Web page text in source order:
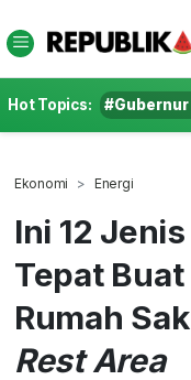
Hot Topics:
Ekonomi Energi
Ini 12
Tepat Buat
Rumah
Rest Area